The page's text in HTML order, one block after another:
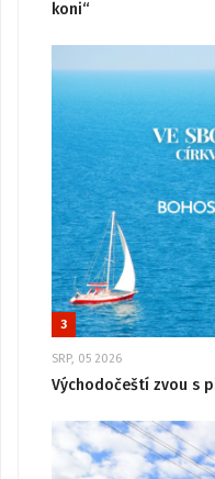
koni“
3
SRP, 05 2026
Východočeští zvou s